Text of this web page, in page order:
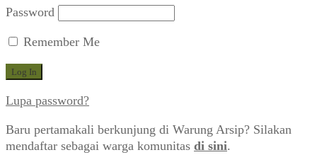
Password
Remember Me
Lupa password?
Baru pertamakali berkunjung di Warung Arsip? Silakan
mendaftar sebagai warga komunitas di sini.